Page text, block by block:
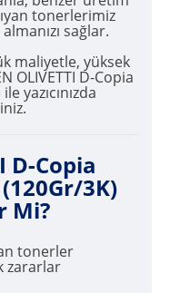
tonerlerimiz
sağlar.
maliyetle, yüksek
OLIVETTI D-Copia
yazıcınızda
D-Copia
3K)
Mi?
tonerler
zararlar